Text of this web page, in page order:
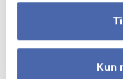
Kun
Organisation og